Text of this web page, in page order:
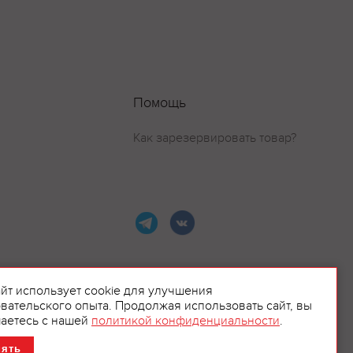
Помощь
Как зарезервировать товар?
использует cookie для улучшения
опыта. Продолжая использовать сайт, вы
с нашей политикой конфиденциальности.